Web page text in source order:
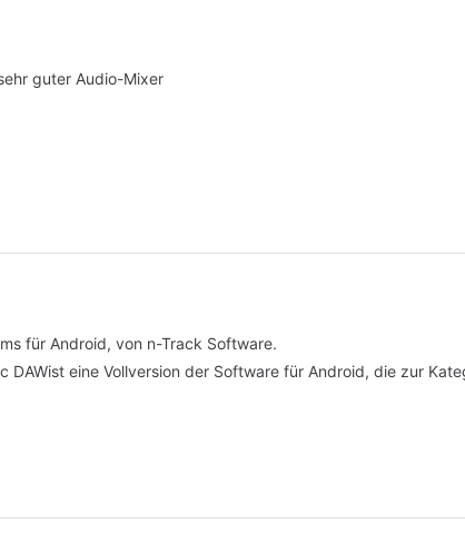
guter Audio-Mixer
für Android, von n-Track Software.
DAWist eine Vollversion der Software für Android, die zur